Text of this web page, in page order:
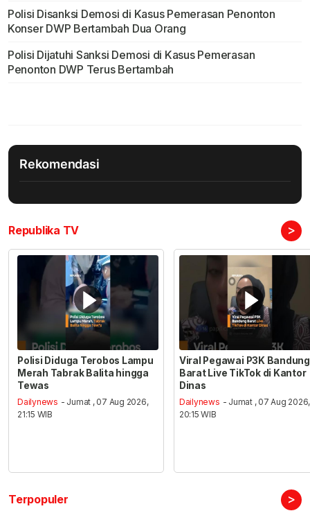
Polisi Disanksi Demosi di Kasus Pemerasan Penonton
Konser DWP Bertambah Dua Orang
Polisi Dijatuhi Sanksi Demosi di Kasus Pemerasan
Penonton DWP Terus Bertambah
Rekomendasi
Republika TV >
Polisi Diduga Terobos Lampu
Merah Tabrak Balita hingga
Tewas
Dailynews - Jumat , 07 Aug 2026,
21:15 WIB
Viral Pegawai P3K Bandung
Barat Live TikTok di Kantor
Dinas
Dailynews - Jumat , 07 Aug 2026,
20:15 WIB
Terpopuler >